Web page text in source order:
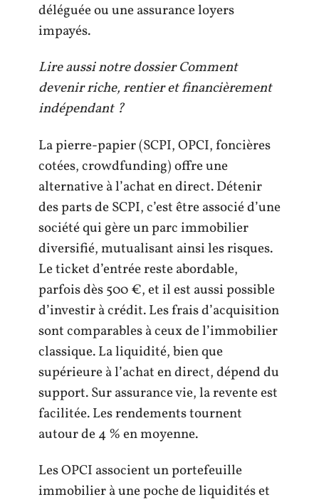
déléguée ou une assurance loyers
impayés.
Lire aussi notre dossier Comment
devenir riche, rentier et financièrement
indépendant ?
La pierre-papier (SCPI, OPCI, foncières
cotées, crowdfunding) offre une
alternative à l’achat en direct. Détenir
des parts de SCPI, c’est être associé d’une
société qui gère un parc immobilier
diversifié, mutualisant ainsi les risques.
Le ticket d’entrée reste abordable,
parfois dès 500 €, et il est aussi possible
d’investir à crédit. Les frais d’acquisition
sont comparables à ceux de l’immobilier
classique. La liquidité, bien que
supérieure à l’achat en direct, dépend du
support. Sur assurance vie, la revente est
facilitée. Les rendements tournent
autour de 4 % en moyenne.
Les OPCI associent un portefeuille
immobilier à une poche de liquidités et